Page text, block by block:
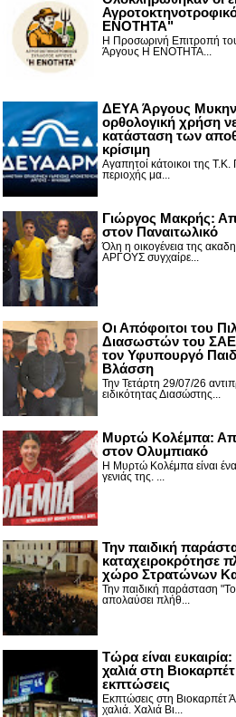
ΕΝΟΤΗΤΑ"
Η Προσωρινή Επιτροπή
Άργους Η ΕΝΟΤΗΤΑ...
ΔΕΥΑ Άργους
ορθολογική χρήση
κατάσταση των
κρίσιμη
Αγαπητοί κάτοικοι της
περιοχής μα...
Γιώργος Μακρής:
στον Παναιτωλικό
Όλη η οικογένεια της
ΑΡΓΟΥΣ συγχαίρε...
Οι Απόφοιτοι του
Διασωστών του
τον Υφυπουργό
Βλάσση
Την Τετάρτη 29/07/26
ειδικότητας Διασώστης...
Μυρτώ Κολέμπα:
στον Ολυμπιακό
Η Μυρτώ Κολέμπα είναι
γενιάς της. ...
Την παιδική
καταχειροκρότησε
χώρο Στρατώνων
Την παιδική παράσταση
απολαύσει πλήθ...
Τώρα είναι
χαλιά στη
εκπτώσεις
Εκπτώσεις στη
χαλιά. Χαλιά Βι...